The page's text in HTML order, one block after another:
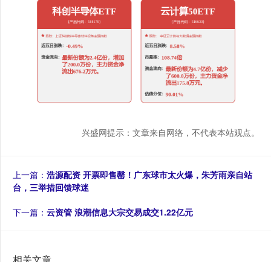
兴盛网提示：文章来自网络，不代表本站观点。
上一篇： 浩源配资 开票即售罄！广东球市太火爆，朱芳雨亲自站
台，三举措回馈球迷
下一篇： 云资管 浪潮信息大宗交易成交1.22亿元